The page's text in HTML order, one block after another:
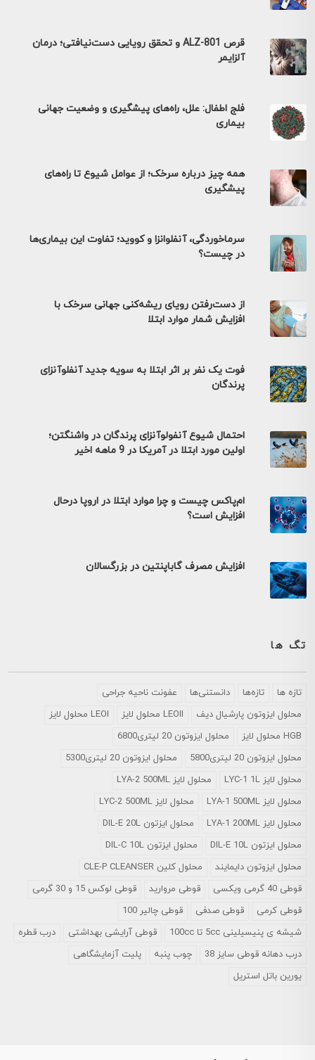
قرص ALZ-801 و تحقق رویایی دست‌نیافتی؛ درمان
آلزایمر
فلج اطفال: علل، راه‌های پیشگیری و وضعیت جهانی
بیماری
همه چیز درباره سرخک؛ از عوامل شیوع تا راه‌های
پیشگیری
سرماخوردگی، آنفلوانزا و کووید؛ تفاوت این بیماری‌ها
در چیست؟
از دست‌رفتن رویای ریشه‌کنی جهانی سرخک با
افزایش شمار موارد ابتلا
فوت یک نفر بر اثر ابتلا به سویه جدید آنفلوآنزای
پرندگان
احتمال شیوع آنفولوآنزای پرندگان در واشنگتن؛
اولین مورد ابتلا در آمریکا در 9 ماهه اخیر
ام‌پاکس چیست و چرا موارد ابتلا در اروپا درحال
افزایش است؟
افزایش مصرف گاباپنتین در بزرگسالان
تگ ها
تازه ها تازه‌ها دانستنی‌ها
عفونت ناحیه جراحی
محلول ايزوتون پارشيال ديف
LEOII محلول لایز
LEOI محلول لایز
HGB محلول لایز
محلول ایزوتون 20 لیتری6800
محلول ایزوتون 20 لیتری5800
محلول ایزوتون 20 لیتری5300
محلول لایز LYC-1 1L
محلول لایز LYA-2 500ML
محلول لایز LYA-1 500ML
محلول لایز LYC-2 500ML
محلول لایز LYA-1 200ML
محلول ایزتون DIL-E 20L
محلول ایزتون DIL-E 10L
محلول ایزتون DIL-C 10L
محلول ایزوتون دایمایند
محلول کلین CLE-P CLEANSER
قوطی 40 گرمی ویکسی
قوطی مروارید
قوطی لوکس 15 و 30 گرمی
قوطی کرمی
قوطی صدفی
قوطی چالیر 100
شیشه ی پنیسیلینی 5cc تا 100cc
قوطی آرایشی بهداشتی
درب قطره
درب دهانه قوطی سایز 38
چوب پنبه
پلیت آزمایشگاهی
یورین باتل استریل